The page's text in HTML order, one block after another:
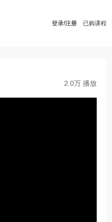
登录/注册 已购课程
2.0万 播放